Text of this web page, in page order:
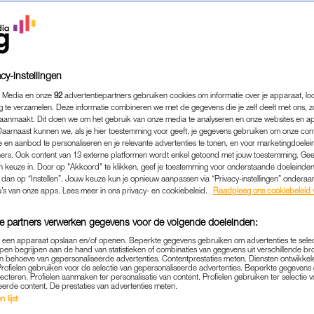
modejournalisten naar Parijs om daar de shows bij te
modellen dragen ‘eigen hoofd’ tijdens Gucci-
van Milaan Fashion Week is het Soedanees-
en dat is elk seizoen weer een hele eer. De
Campbell in 1997 (!?).
instellingen
en onze 92 advertentiepartners gebruiken cookies om informatie over je apparaat,
te verzamelen. Deze informatie combineren we met de gegevens die je zelf deelt met ons,
Dit doen we om het gebruik van onze media te analyseren en onze websites en
kunnen we, als je hier toestemming voor geeft, je gegevens gebruiken om onze
en aanbod te personaliseren en je relevante advertenties te tonen, en voor
Ook content van 13 externe platformen wordt enkel getoond met jouw toestemming.
keuze in. Door op "Akkoord" te klikken, geef je toestemming voor onderstaande
op “Instellen”. Jouw keuze kun je opnieuw aanpassen via “Privacy-instellingen”
van onze apps. Lees meer in ons privacy- en cookiebeleid.
Raadpleeg ons cookiebeleid
partners verwerken gegevens voor de volgende doeleinden:
apparaat opslaan en/of openen. Beperkte gegevens gebruiken om advertenties te
begrijpen aan de hand van statistieken of combinaties van gegevens uit verschillende
behoeve van gepersonaliseerde advertenties. Contentprestaties meten. Diensten
gebruiken voor de selectie van gepersonaliseerde advertenties. Beperkte
Profielen aanmaken ter personalisatie van content. Profielen gebruiken ter selectie
content. De prestaties van advertenties meten.
lijst